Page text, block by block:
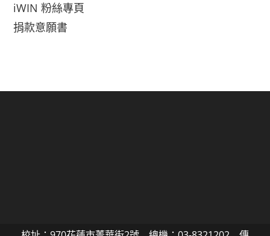
iWIN 粉絲專頁
捐款意願書